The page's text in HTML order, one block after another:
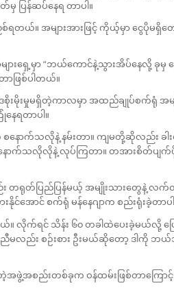
ပြန်ဆပ်နေရ တာပါ။
တယ်။ အများအားဖြင့် ကိုယ့်မှာ ငွေပိုမရှိ
းရှေ့မှာ “ဘယ်ကောင်နဲ့သွားအိပ်နေလို့ ခုမှ
ဖြစ်ပါတယ်။
စိုးမိုးမှုမရှိတဲ့ကာလမှာ အထည်ချုပ်စက်ရုံ အ
ေရတာပါ။
သလိုနဲ့ နမ်းတာ။ ကျမတို့ဆိုလည်း ခါးတို့ တ
ောက်သလိုလိုနဲ့ လုပ်ကြတာ။ တအားစိတ်ပျ
တ်ပြည်ပြန်မယ့် အမျိုးသားတွေနဲ့ လက်ထ
ောင် စက်ရုံ မန်နေဂျာက စည်းရုံးခဲ့တာပါ
။ လိုက်ရင် သိန်း ၆၀ တခါထဲပေးခဲ့မယ်လို့
မလည်း စဉ်းစား ဦးမယ်ဆိုတော့ ဒါကို ဘ
အစည်းတစ်ခုက ဝန်ထမ်းဖြစ်တာကြောင့်